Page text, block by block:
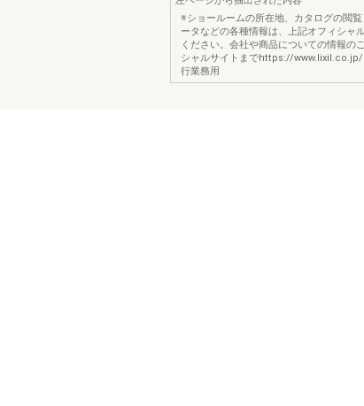
※ショールームの所在地、カタログの閲
ータなどの各種情報は、上記オフィシ
ください。会社や商品についての情報の
シャルサイトまでhttps://www.lixil.co.jp/
行業務用